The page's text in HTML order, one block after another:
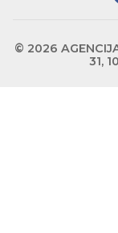
© 2026
31,